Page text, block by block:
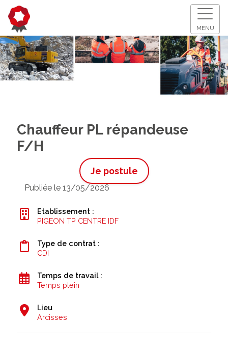
MENU
Chauffeur PL répandeuse
F/H
Je postule
Publiée le 13/05/2026
Etablissement :
PIGEON TP CENTRE IDF
Type de contrat :
CDI
Temps de travail :
Temps plein
Lieu
Arcisses